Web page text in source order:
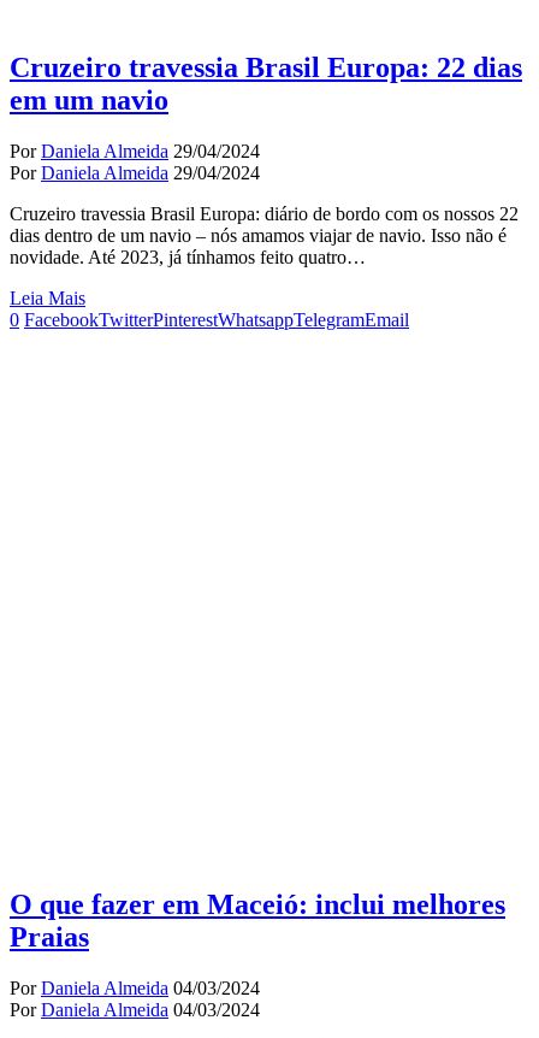
Cruzeiro travessia Brasil Europa: 22 dias
em um navio
PorDaniela Almeida 29/04/2024
PorDaniela Almeida 29/04/2024
Cruzeiro travessia Brasil Europa: diário de bordo com os nossos 22
dias dentro de um navio – nós amamos viajar de navio. Isso não é
novidade. Até 2023, já tínhamos feito quatro…
Leia Mais
0 FacebookTwitterPinterestWhatsappTelegramEmail
O que fazer em Maceió: inclui melhores
Praias
PorDaniela Almeida 04/03/2024
PorDaniela Almeida 04/03/2024